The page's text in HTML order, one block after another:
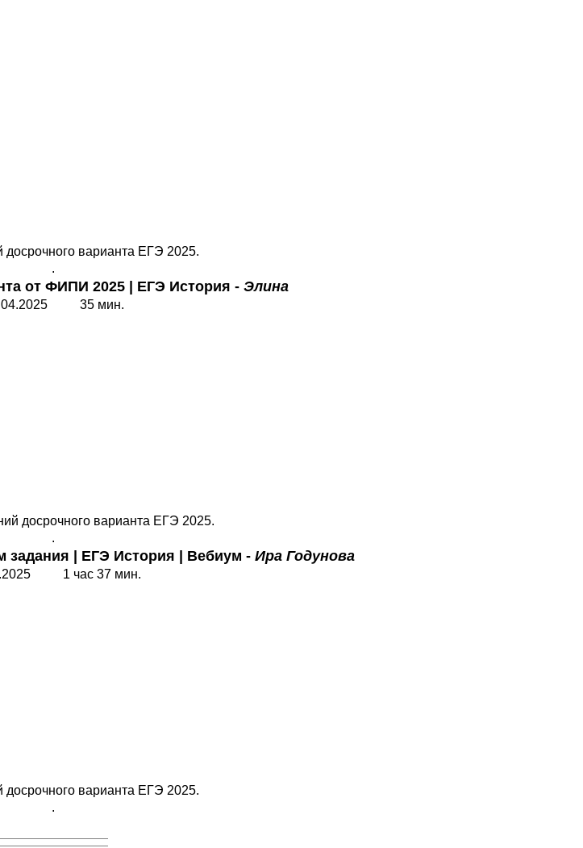
досрочного варианта ЕГЭ 2025.
.
от ФИПИ 2025 ЕГЭ История - Элина
35 мин.
досрочного варианта ЕГЭ 2025.
.
задания ЕГЭ История Вебиум - Ира Годунова
1 час 37 мин.
досрочного варианта ЕГЭ 2025.
.